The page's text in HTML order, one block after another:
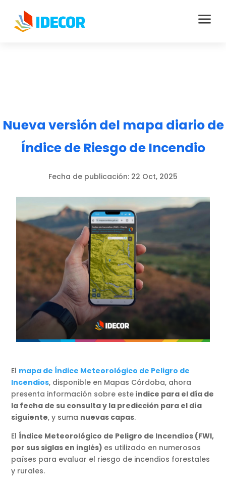
a
Nueva versión del mapa diario de
Índice de Riesgo de Incendio
Fecha de publicación: 22 Oct, 2025
El mapa de Índice Meteorológico de Peligro de
Incendios, disponible en Mapas Córdoba, ahora
presenta información sobre este índice para el día de
la fecha de su consulta y la predicción para el día
siguiente, y suma nuevas capas.
El Índice Meteorológico de Peligro de Incendios (FWI,
por sus siglas en inglés) es utilizado en numerosos
países para evaluar el riesgo de incendios forestales
y rurales.